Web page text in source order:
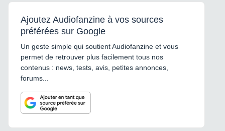
Ajoutez Audiofanzine à vos sources
préférées sur Google
Un geste simple qui soutient Audiofanzine et vous
permet de retrouver plus facilement tous nos
contenus : news, tests, avis, petites annonces,
forums...